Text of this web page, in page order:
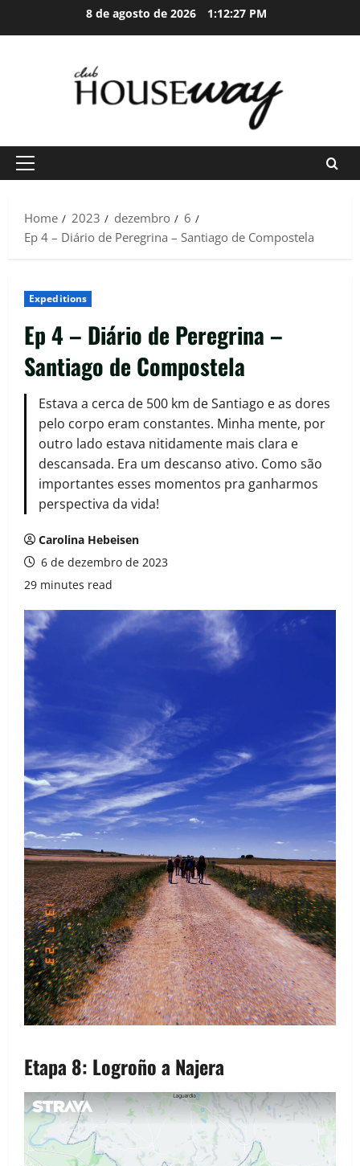
8 de agosto de 2026 1:12:29 PM
Primary
Home
2023 dezembro
6
Ep 4 – Diário de Peregrina – Santiago de Compostela
Expeditions
Ep 4 – Diário de Peregrina –
Santiago de Compostela
Estava a cerca de 500 km de Santiago e as dores
pelo corpo eram constantes. Minha mente, por
outro lado estava nitidamente mais clara e
descansada. Era um descanso ativo. Como são
importantes esses momentos pra ganharmos
perspectiva da vida!
Carolina Hebeisen
6 de dezembro de 2023
29 minutes read
Etapa 8: Logroño a Najera